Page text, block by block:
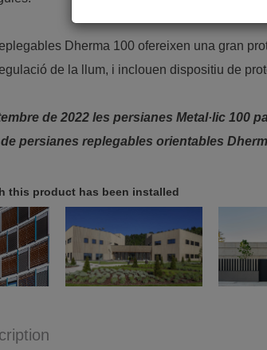
Dherma 100 ofereixen una gran
de la llum, i inclouen dispositiu de
de 2022 les persianes Metal·lic 100
persianes replegables orientables
this product has been installed